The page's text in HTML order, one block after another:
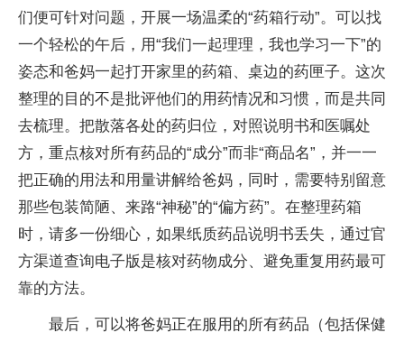
们便可针对问题，开展一场温柔的“药箱行动”。可以找
一个轻松的午后，用“我们一起理理，我也学习一下”的
姿态和爸妈一起打开家里的药箱、桌边的药匣子。这次
整理的目的不是批评他们的用药情况和习惯，而是共同
去梳理。把散落各处的药归位，对照说明书和医嘱处
方，重点核对所有药品的“成分”而非“商品名”，并一一
把正确的用法和用量讲解给爸妈，同时，需要特别留意
那些包装简陋、来路“神秘”的“偏方药”。在整理药箱
时，请多一份细心，如果纸质药品说明书丢失，通过官
方渠道查询电子版是核对药物成分、避免重复用药最可
靠的方法。
最后，可以将爸妈正在服用的所有药品（包括保健